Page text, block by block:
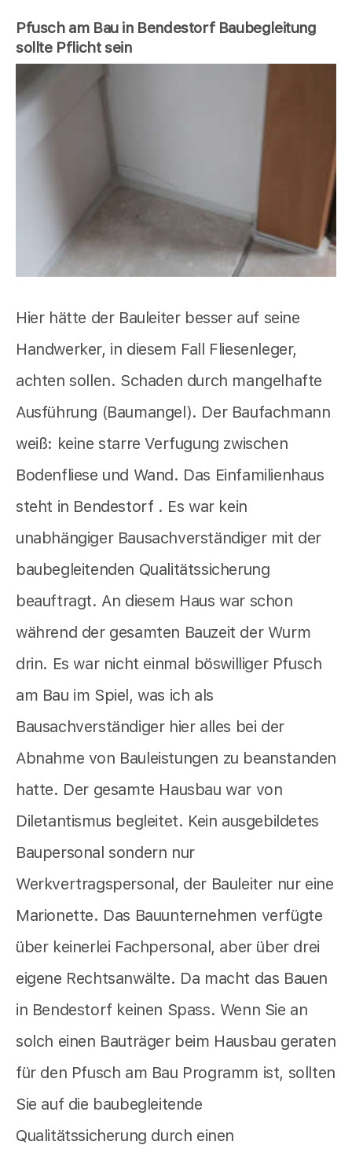
Pfusch am Bau in Bendestorf Baubegleitung
sollte Pflicht sein
Hier hätte der Bauleiter besser auf seine
Handwerker, in diesem Fall Fliesenleger,
achten sollen. Schaden durch mangelhafte
Ausführung (Baumangel). Der Baufachmann
weiß: keine starre Verfugung zwischen
Bodenfliese und Wand. Das Einfamilienhaus
steht in Bendestorf . Es war kein
unabhängiger Bausachverständiger mit der
baubegleitenden Qualitätssicherung
beauftragt. An diesem Haus war schon
während der gesamten Bauzeit der Wurm
drin. Es war nicht einmal böswilliger Pfusch
am Bau im Spiel, was ich als
Bausachverständiger hier alles bei der
Abnahme von Bauleistungen zu beanstanden
hatte. Der gesamte Hausbau war von
Diletantismus begleitet. Kein ausgebildetes
Baupersonal sondern nur
Werkvertragspersonal, der Bauleiter nur eine
Marionette. Das Bauunternehmen verfügte
über keinerlei Fachpersonal, aber über drei
eigene Rechtsanwälte. Da macht das Bauen
in Bendestorf keinen Spass. Wenn Sie an
solch einen Bauträger beim Hausbau geraten
für den Pfusch am Bau Programm ist, sollten
Sie auf die baubegleitende
Qualitätssicherung durch einen